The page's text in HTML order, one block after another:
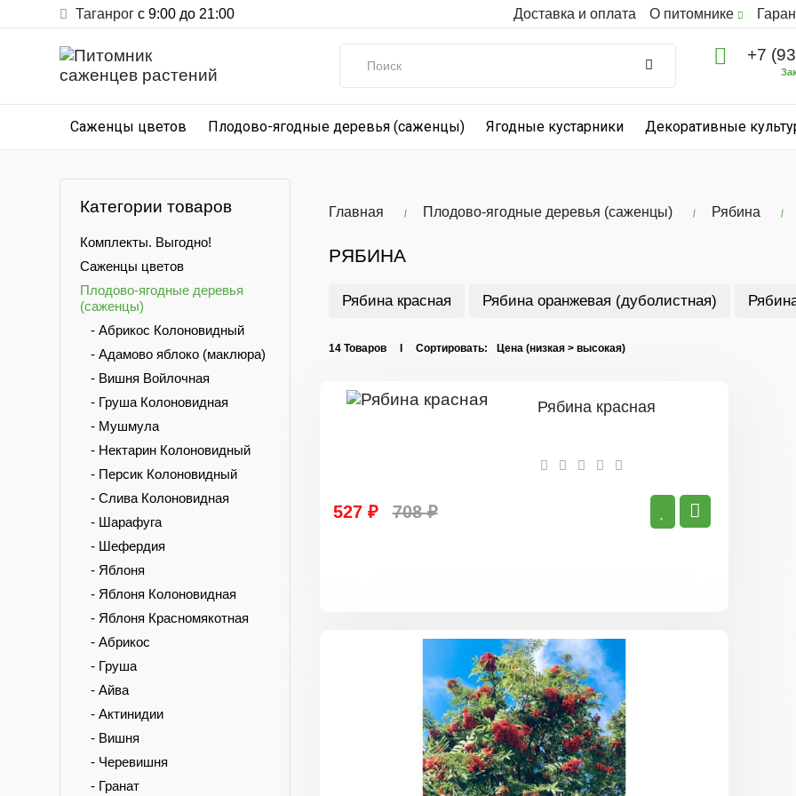
Таганрог с 9:00 до 21:00 Доставка и оплата О питомнике
+7
Саженцы цветов Плодово-ягодные деревья (саженцы) Ягодные кустарники Декоративные
Категории товаров
Комплекты. Выгодно!
Саженцы цветов
Плодово-ягодные деревья
(саженцы)
- Абрикос Колоновидный
- Адамово яблоко (маклюра)
- Вишня Войлочная
- Груша Колоновидная
- Мушмула
- Нектарин Колоновидный
- Персик Колоновидный
- Слива Колоновидная
- Шарафуга
- Шефердия
- Яблоня
- Яблоня Колоновидная
- Яблоня Красномякотная
- Абрикос
- Груша
- Айва
- Актинидии
- Вишня
- Черевишня
- Гранат
Главная Плодово-ягодные деревья (саженцы) Рябина
РЯБИНА
Рябина красная Рябина оранжевая (дуболистная)
14 Товаров I Сортировать:
Рябина красная
527 ₽ 708 ₽